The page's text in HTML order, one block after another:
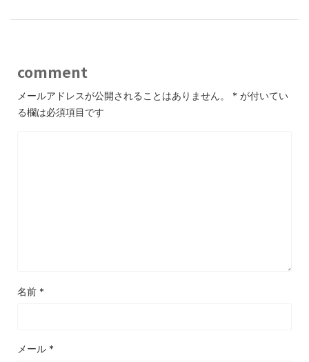
comment
メールアドレスが公開されることはありません。 * が付いてい
る欄は必須項目です
名前 *
メール *